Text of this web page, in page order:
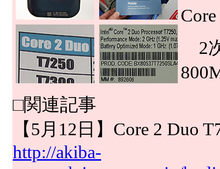
2
□関連記事
【5月12日】Core 2 Duo
http://akiba-